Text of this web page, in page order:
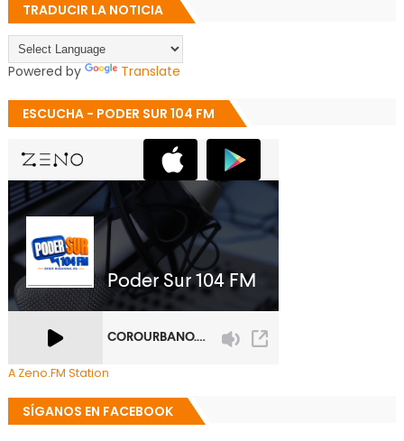
TRADUCIR LA NOTICIA
Powered by Translate
ESCUCHA - PODER SUR 104 FM
A Zeno.FM Station
SÍGANOS EN FACEBOOK